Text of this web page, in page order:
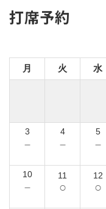
打席予約
月 火 水
3
－
4
－
5
－
10
－
11
○
12
○